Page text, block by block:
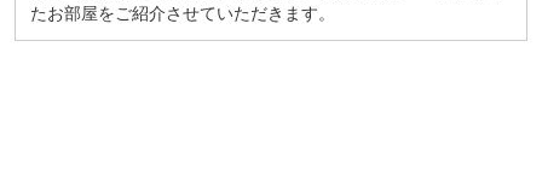
たお部屋をご紹介させていただきます。